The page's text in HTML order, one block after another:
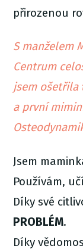
přirozenou
S manželem
Centrum
jsem ošetřila
a první
Jsem
Používám,
Díky své
PROBLÉM.
Díky